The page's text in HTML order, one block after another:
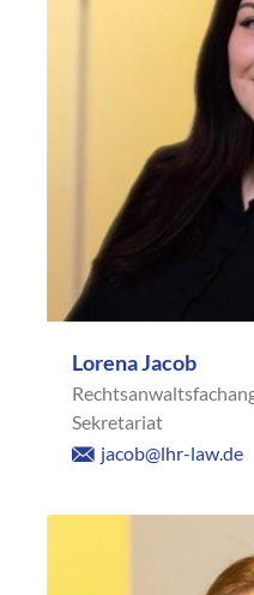
Lorena Jacob
Sekretariat
jacob@lhr-law.de